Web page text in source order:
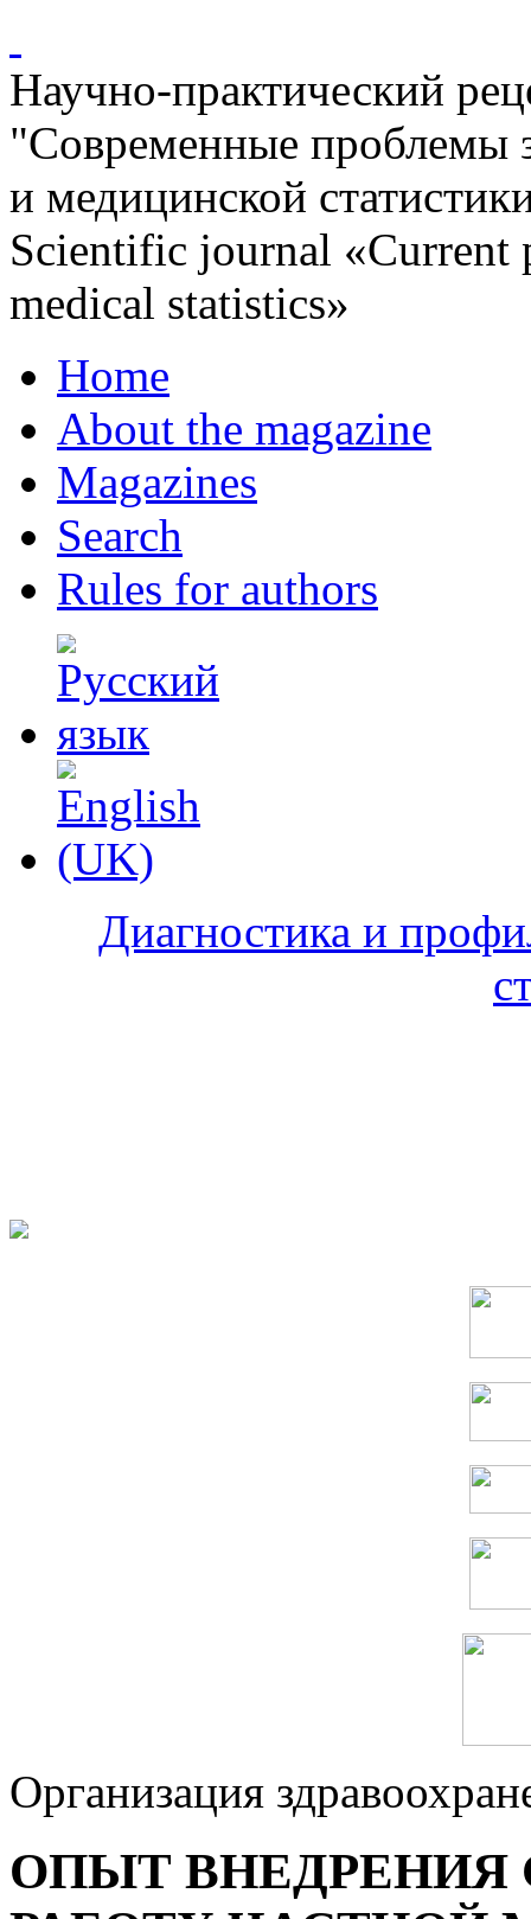
Научно-практический
"Современные проблемы
и медицинской
Scientific journal «Current
medical statistics»
Home
About the magazine
Magazines
Search
Rules for authors
Диагностика и
Организация
ОПЫТ ВНЕДРЕНИЯ